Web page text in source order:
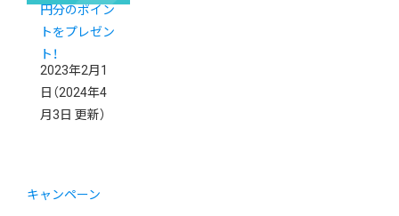
円分のポイン
トをプレゼン
ト！
2023年2月1
日 （2024年4
月3日 更新）
キャンペーン